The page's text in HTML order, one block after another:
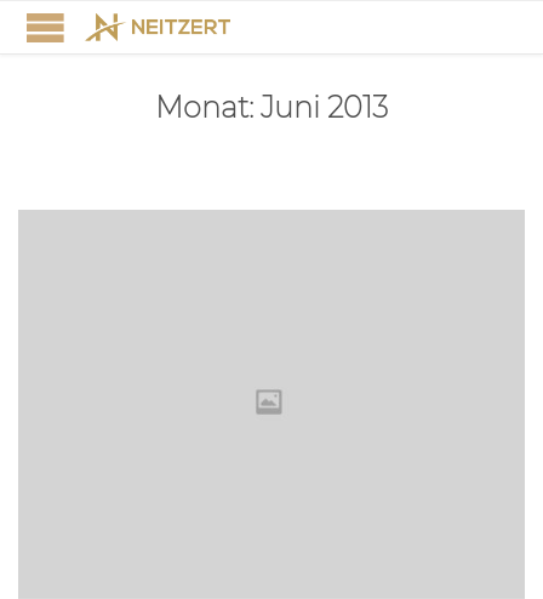
Monat: Juni 2013